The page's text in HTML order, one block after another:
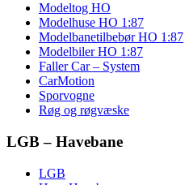
Modeltog HO
Modelhuse HO 1:87
Modelbanetilbebør HO 1:87
Modelbiler HO 1:87
Faller Car – System
CarMotion
Sporvogne
Røg og røgvæske
LGB – Havebane
LGB